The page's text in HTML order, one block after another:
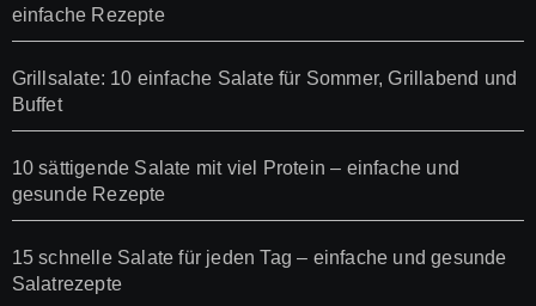
einfache Rezepte
Grillsalate: 10 einfache Salate für Sommer, Grillabend und
Buffet
10 sättigende Salate mit viel Protein – einfache und
gesunde Rezepte
15 schnelle Salate für jeden Tag – einfache und gesunde
Salatrezepte